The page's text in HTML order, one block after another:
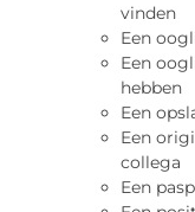
vinden
Een
Een
hebben
Een
Een
collega
Een